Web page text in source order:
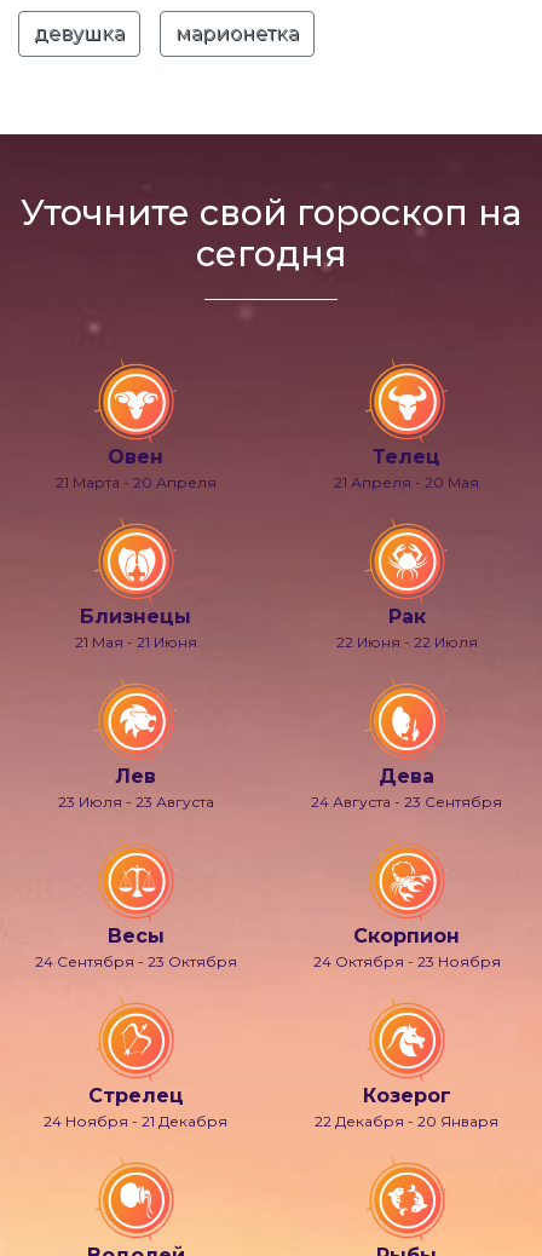
девушка марионетка
Уточните свой гороскоп на
сегодня
Овен
21 Марта - 20 Апреля
Телец
21 Апреля - 20 Мая
Близнецы
21 Мая - 21 Июня
Рак
22 Июня - 22 Июля
Лев
23 Июля - 23 Августа
Дева
24 Августа - 23 Сентября
Весы
24 Сентября - 23 Октября
Скорпион
24 Октября - 23 Ноября
Стрелец
24 Ноября - 21 Декабря
Козерог
22 Декабря - 20 Января